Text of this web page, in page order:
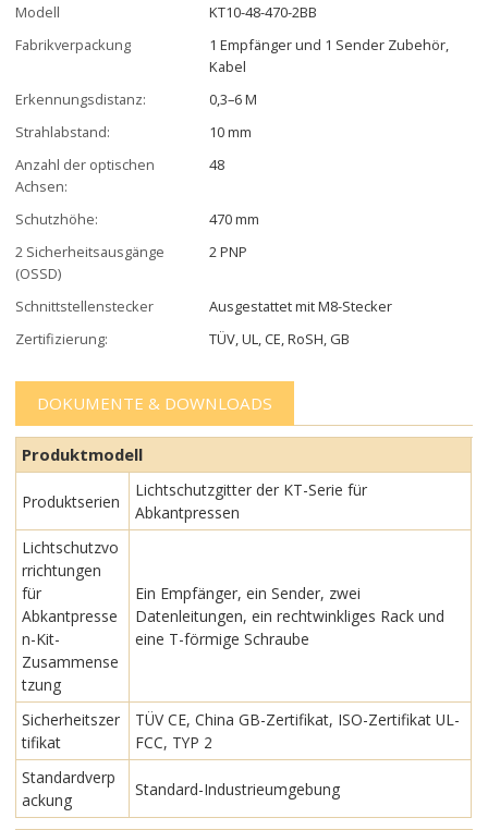
Modell
KT10-48-470-2BB
Fabrikverpackung
1 Empfänger und 1 Sender Zubehör,
Kabel
Erkennungsdistanz:
0,3–6 M
Strahlabstand:
10 mm
Anzahl der optischen
Achsen:
48
Schutzhöhe:
470 mm
2 Sicherheitsausgänge
(OSSD)
2 PNP
Schnittstellenstecker
Ausgestattet mit M8-Stecker
Zertifizierung:
TÜV, UL, CE, RoSH, GB
DOKUMENTE & DOWNLOADS
Produktmodell
Produktserien
Lichtschutzgitter der KT-Serie für
Abkantpressen
Lichtschutzvo
rrichtungen
für
Abkantpresse
n-Kit-
Zusammense
tzung
Ein Empfänger, ein Sender, zwei
Datenleitungen, ein rechtwinkliges Rack und
eine T-förmige Schraube
Sicherheitszer
tifikat
TÜV CE, China GB-Zertifikat, ISO-Zertifikat UL-
FCC, TYP 2
Standardverp
ackung
Standard-Industrieumgebung